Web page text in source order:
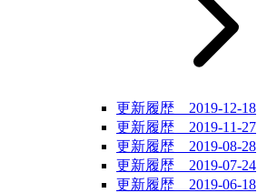
更新履歴 2019-12-18
更新履歴 2019-11-27
更新履歴 2019-08-28
更新履歴 2019-07-24
更新履歴 2019-06-18